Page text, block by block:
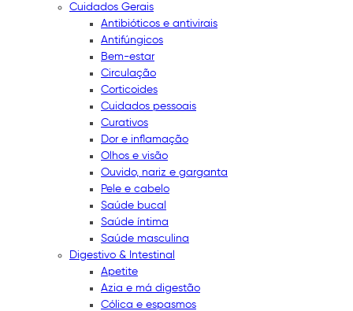
Cuidados Gerais
Antibióticos e antivirais
Antifúngicos
Bem-estar
Circulação
Corticoides
Cuidados pessoais
Curativos
Dor e inflamação
Olhos e visão
Ouvido, nariz e garganta
Pele e cabelo
Saúde bucal
Saúde íntima
Saúde masculina
Digestivo & Intestinal
Apetite
Azia e má digestão
Cólica e espasmos